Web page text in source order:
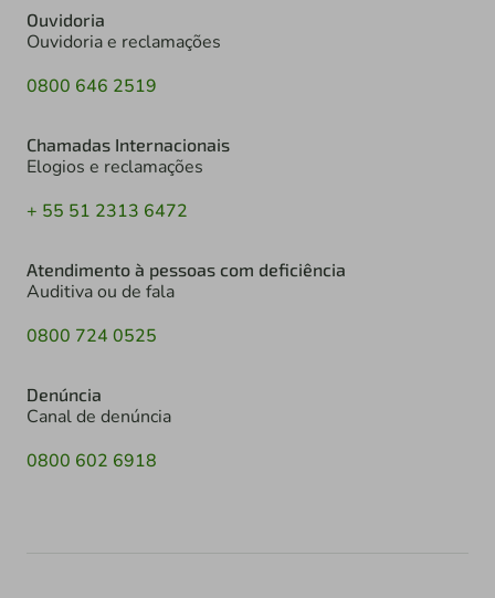
Ouvidoria
Ouvidoria e reclamações
0800 646 2519
Chamadas Internacionais
Elogios e reclamações
+ 55 51 2313 6472
Atendimento à pessoas com deficiência
Auditiva ou de fala
0800 724 0525
Denúncia
Canal de denúncia
0800 602 6918